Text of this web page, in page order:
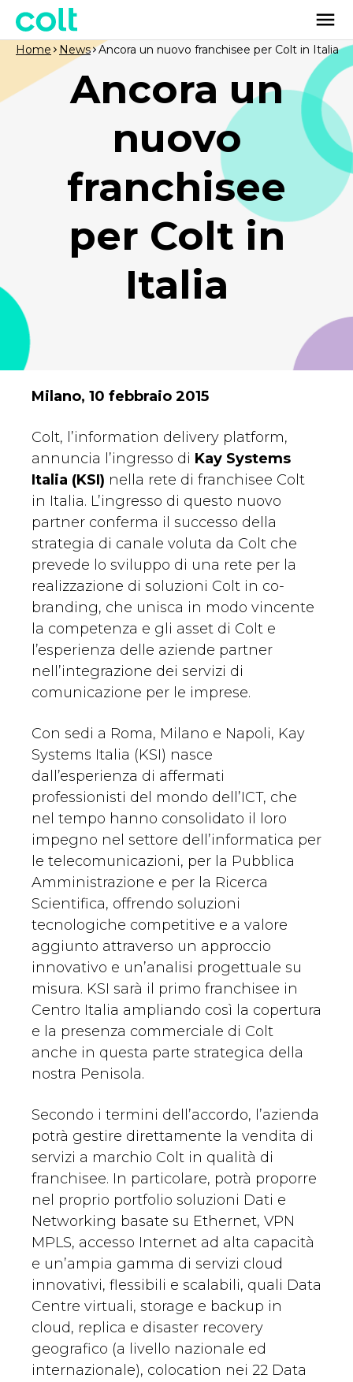
Ancora un
nuovo
franchisee
per Colt in
Italia
Home News Ancora un nuovo franchisee per Colt in Italia
Milano, 10 febbraio 2015
Colt, l’information delivery platform,
annuncia l’ingresso di Kay Systems
Italia (KSI) nella rete di franchisee Colt
in Italia. L’ingresso di questo nuovo
partner conferma il successo della
strategia di canale voluta da Colt che
prevede lo sviluppo di una rete per la
realizzazione di soluzioni Colt in co-
branding, che unisca in modo vincente
la competenza e gli asset di Colt e
l’esperienza delle aziende partner
nell’integrazione dei servizi di
comunicazione per le imprese.
Con sedi a Roma, Milano e Napoli, Kay
Systems Italia (KSI) nasce
dall’esperienza di affermati
professionisti del mondo dell’ICT, che
nel tempo hanno consolidato il loro
impegno nel settore dell’informatica per
le telecomunicazioni, per la Pubblica
Amministrazione e per la Ricerca
Scientifica, offrendo soluzioni
tecnologiche competitive e a valore
aggiunto attraverso un approccio
innovativo e un’analisi progettuale su
misura. KSI sarà il primo franchisee in
Centro Italia ampliando così la copertura
e la presenza commerciale di Colt
anche in questa parte strategica della
nostra Penisola.
Secondo i termini dell’accordo, l’azienda
potrà gestire direttamente la vendita di
servizi a marchio Colt in qualità di
franchisee. In particolare, potrà proporre
nel proprio portfolio soluzioni Dati e
Networking basate su Ethernet, VPN
MPLS, accesso Internet ad alta capacità
e un’ampia gamma di servizi cloud
innovativi, flessibili e scalabili, quali Data
Centre virtuali, storage e backup in
cloud, replica e disaster recovery
geografico (a livello nazionale ed
internazionale), colocation nei 22 Data